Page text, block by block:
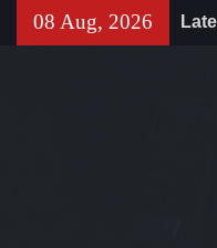
08 Aug, 2026